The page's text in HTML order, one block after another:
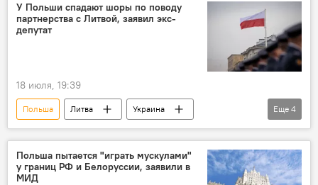
У Польши спадают шоры по поводу
партнерства с Литвой, заявил экс-
депутат
18 июля, 19:39
Польша Литва
Украина
Политика
конфликт
Общество
Еще 4
Польша пытается "играть мускулами"
у границ РФ и Белоруссии, заявили в
МИД